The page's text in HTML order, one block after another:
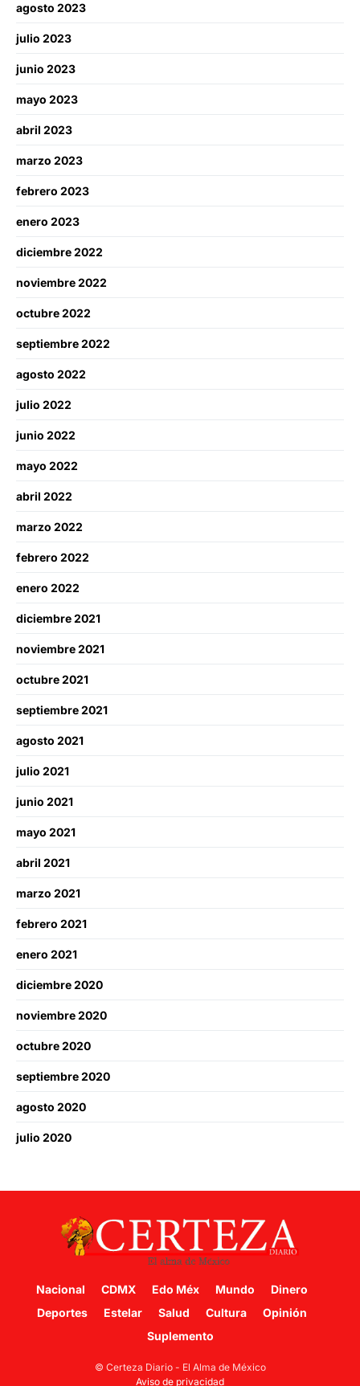
agosto 2023
julio 2023
junio 2023
mayo 2023
abril 2023
marzo 2023
febrero 2023
enero 2023
diciembre 2022
noviembre 2022
octubre 2022
septiembre 2022
agosto 2022
julio 2022
junio 2022
mayo 2022
abril 2022
marzo 2022
febrero 2022
enero 2022
diciembre 2021
noviembre 2021
octubre 2021
septiembre 2021
agosto 2021
julio 2021
junio 2021
mayo 2021
abril 2021
marzo 2021
febrero 2021
enero 2021
diciembre 2020
noviembre 2020
octubre 2020
septiembre 2020
agosto 2020
julio 2020
Nacional CDMX Edo Méx Mundo
Dinero
Deportes
Estelar Salud Cultura
Opinión
Suplemento
© Certeza Diario - El Alma de México
Aviso de privacidad